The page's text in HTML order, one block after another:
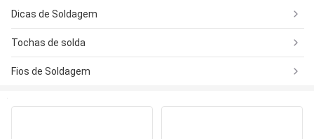
Dicas de Soldagem
Tochas de solda
Fios de Soldagem